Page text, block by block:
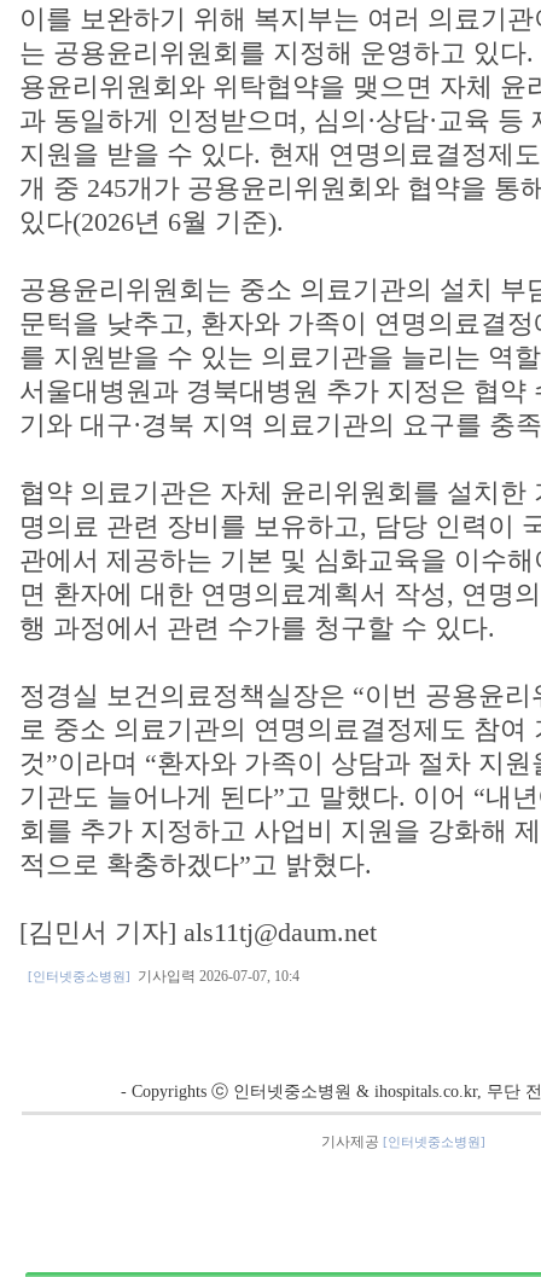
이를 보완하기 위해 복지부는 여러 의료기
는 공용윤리위원회를 지정해 운영하고 있다
용윤리위원회와 위탁협약을 맺으면 자체 윤
과 동일하게 인정받으며, 심의·상담·교육 등
지원을 받을 수 있다. 현재 연명의료결정제
개 중 245개가 공용윤리위원회와 협약을 통
있다(2026년 6월 기준).
공용윤리위원회는 중소 의료기관의 설치 부
문턱을 낮추고, 환자와 가족이 연명의료결
를 지원받을 수 있는 의료기관을 늘리는 역
서울대병원과 경북대병원 추가 지정은 협약
기와 대구·경북 지역 의료기관의 요구를 충
협약 의료기관은 자체 윤리위원회를 설치한
명의료 관련 장비를 보유하고, 담당 인력이
관에서 제공하는 기본 및 심화교육을 이수
면 환자에 대한 연명의료계획서 작성, 연명
행 과정에서 관련 수가를 청구할 수 있다.
정경실 보건의료정책실장은 “이번 공용윤
로 중소 의료기관의 연명의료결정제도 참여
것”이라며 “환자와 가족이 상담과 절차 지
기관도 늘어나게 된다”고 말했다. 이어 “내
회를 추가 지정하고 사업비 지원을 강화해
적으로 확충하겠다”고 밝혔다.
[김민서 기자] als11tj@daum.net
[인터넷중소병원] 기사입력 2026-07-07, 10:4
- Copyrights ⓒ 인터넷중소병원 & ihospitals.co.kr, 무단
기사제공 [인터넷중소병원]